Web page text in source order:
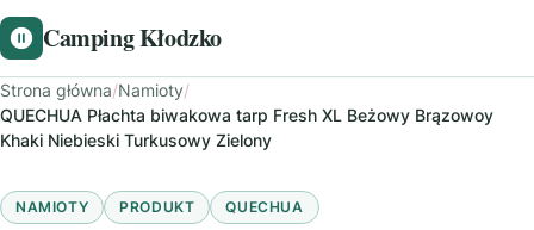
Camping Kłodzko
Strona główna/Namioty/
QUECHUA Płachta biwakowa tarp Fresh XL Beżowy Brązowoy
Khaki Niebieski Turkusowy Zielony
NAMIOTY PRODUKT QUECHUA